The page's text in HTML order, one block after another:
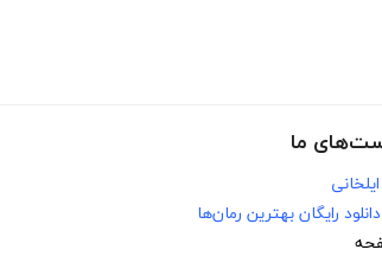
ما
دانلود رایگان بهترین رمان‌ها